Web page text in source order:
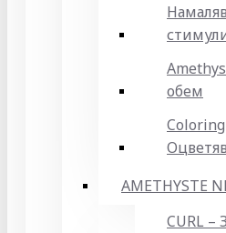
обем
AMETHYSTE
CURL –